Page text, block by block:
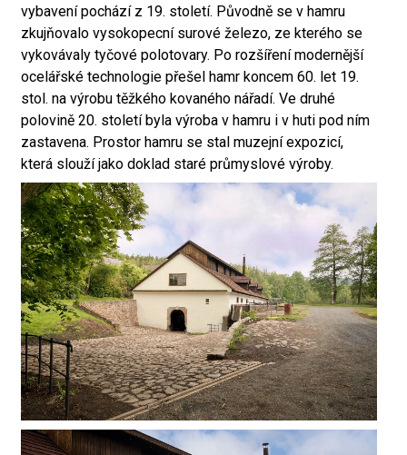
vybavení pochází z 19. století. Původně se v hamru
zkujňovalo vysokopecní surové železo, ze kterého se
vykovávaly tyčové polotovary. Po rozšíření modernější
ocelářské technologie přešel hamr koncem 60. let 19.
stol. na výrobu těžkého kovaného nářadí. Ve druhé
polovině 20. století byla výroba v hamru i v huti pod ním
zastavena. Prostor hamru se stal muzejní expozicí,
která slouží jako doklad staré průmyslové výroby.